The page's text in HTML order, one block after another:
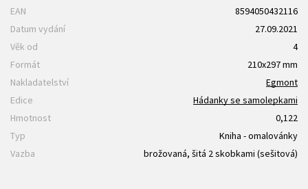
EAN
8594050432116
Datum vydání
27.09.2021
Věk od
4
Formát
210x297 mm
Nakladatelství
Egmont
Edice
Hádanky se samolepkami
Hmotnost
0,122
Typ
Kniha - omalovánky
Vazba
brožovaná, šitá 2 skobkami (sešitová)